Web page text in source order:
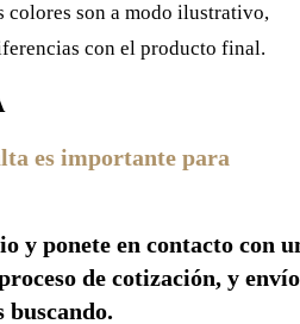
colores son a modo ilustrativo,
con el producto final.
es importante para
y ponete en contacto con
de cotización, y envío
buscando.